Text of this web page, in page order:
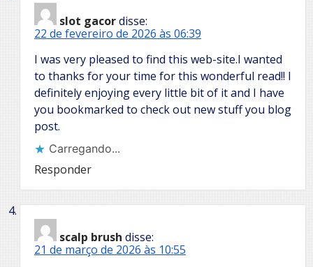
slot gacordisse:
22 de fevereiro de 2026 às 06:39
I was very pleased to find this web-site.I wanted
to thanks for your time for this wonderful read!! I
definitely enjoying every little bit of it and I have
you bookmarked to check out new stuff you blog
post.
Carregando...
Responder
scalp brush disse:
21 de março de 2026 às 10:55